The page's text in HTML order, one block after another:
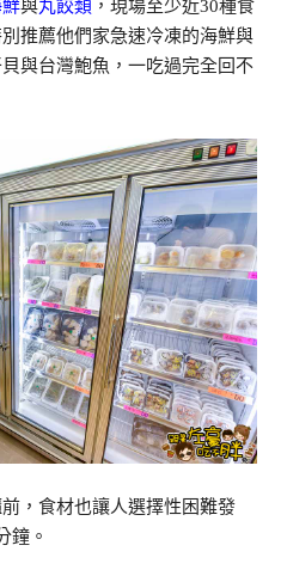
與丸餃類 ，現場至少近30種食
推薦他們家急速冷凍的海鮮與
與台灣鮑魚，一吃過完全回不
，食材也讓人選擇性困難發
鐘。